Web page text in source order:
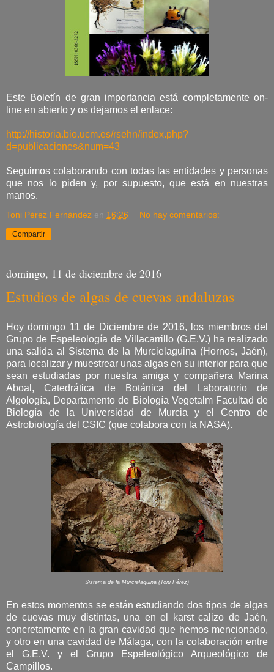
Este Boletín de gran importancia está completamente on-
line en abierto y os dejamos el enlace:
http://historia.bio.ucm.es/rsehn/index.php?
d=publicaciones&num=43
Seguimos colaborando con todas las entidades y personas
que nos lo piden y, por supuesto, que está en nuestras
manos.
Toni Pérez Fernández en 16:26 No hay comentarios:
Compartir
domingo, 11 de diciembre de 2016
Estudios de algas de cuevas andaluzas
Hoy domingo 11 de Diciembre de 2016, los miembros del
Grupo de Espeleología de Villacarrillo (G.E.V.) ha realizado
una salida al Sistema de la Murcielaguina (Hornos, Jaén),
para localizar y muestrear unas algas en su interior para que
sean estudiadas por nuestra amiga y compañera Marina
Aboal, Catedrática de Botánica del Laboratorio de
Algología, Departamento de Biología Vegetalm Facultad de
Biología de la Universidad de Murcia y el Centro de
Astrobiología del CSIC (que colabora con la NASA).
Sistema de la Murcielaguina (Toni Pérez)
En estos momentos se están estudiando dos tipos de algas
de cuevas muy distintas, una en el karst calizo de Jaén,
concretamente en la gran cavidad que hemos mencionado,
y otro en una cavidad de Málaga, con la colaboración entre
el G.E.V. y el Grupo Espeleológico Arqueológico de
Campillos.